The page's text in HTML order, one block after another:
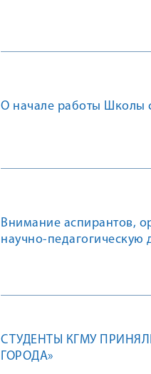
О начале работы Школы
Внимание аспирантов,
научно-педагогическую
СТУДЕНТЫ КГМУ
ГОРОДА»